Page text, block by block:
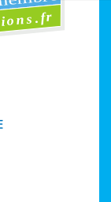
www.lesitedesassociations.fr